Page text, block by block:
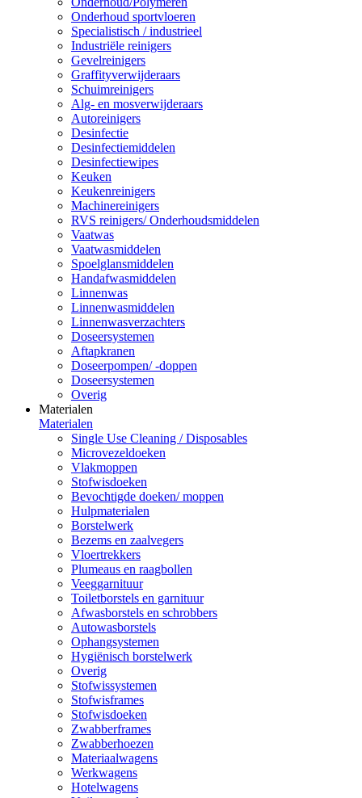
Onderhoud sportvloeren
Specialistisch / industrieel
Industriële reinigers
Gevelreinigers
Graffityverwijderaars
Schuimreinigers
Alg- en mosverwijderaars
Autoreinigers
Desinfectie
Desinfectiemiddelen
Desinfectiewipes
Keuken
Keukenreinigers
Machinereinigers
RVS reinigers/ Onderhoudsmiddelen
Vaatwas
Vaatwasmiddelen
Spoelglansmiddelen
Handafwasmiddelen
Linnenwas
Linnenwasmiddelen
Linnenwasverzachters
Doseersystemen
Aftapkranen
Doseerpompen/ -doppen
Doseersystemen
Overig
Materialen
Materialen
Single Use Cleaning / Disposables
Microvezeldoeken
Vlakmoppen
Stofwisdoeken
Bevochtigde doeken/ moppen
Hulpmaterialen
Borstelwerk
Bezems en zaalvegers
Vloertrekkers
Plumeaus en raagbollen
Veeggarnituur
Toiletborstels en garnituur
Afwasborstels en schrobbers
Autowasborstels
Ophangsystemen
Hygiënisch borstelwerk
Overig
Stofwissystemen
Stofwisframes
Stofwisdoeken
Zwabberframes
Zwabberhoezen
Materiaalwagens
Werkwagens
Hotelwagens